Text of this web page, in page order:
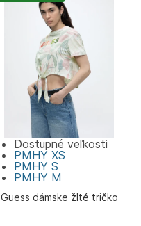
Guess dámske žlté tričko
Dostupné veľkosti
PMHY XS
PMHY S
PMHY M